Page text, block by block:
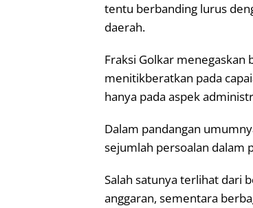
tentu berbanding lurus
daerah.
Fraksi Golkar menegaskan
menitikberatkan pada
hanya pada aspek
Dalam pandangan
sejumlah persoalan dalam
Salah satunya terlihat dari
anggaran, sementara